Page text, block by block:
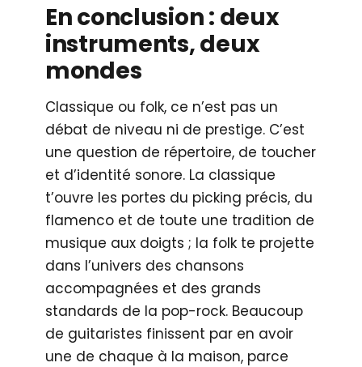
En conclusion : deux
instruments, deux
mondes
Classique ou folk, ce n’est pas un
débat de niveau ni de prestige. C’est
une question de répertoire, de toucher
et d’identité sonore. La classique
t’ouvre les portes du picking précis, du
flamenco et de toute une tradition de
musique aux doigts ; la folk te projette
dans l’univers des chansons
accompagnées et des grands
standards de la pop-rock. Beaucoup
de guitaristes finissent par en avoir
une de chaque à la maison, parce